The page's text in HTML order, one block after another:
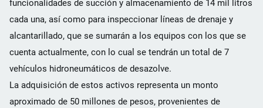
funcionalidades de succión y almacenamiento de 14 mil litros
cada una, así como para inspeccionar líneas de drenaje y
alcantarillado, que se sumarán a los equipos con los que se
cuenta actualmente, con lo cual se tendrán un total de 7
vehículos hidroneumáticos de desazolve.
La adquisición de estos activos representa un monto
aproximado de 50 millones de pesos, provenientes de